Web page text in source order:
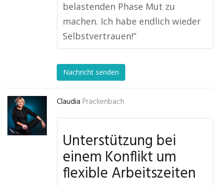
belastenden Phase Mut zu
machen. Ich habe endlich wieder
Selbstvertrauen!“
Nachricht senden
Claudia Prackenbach
Unterstützung bei
einem Konflikt um
flexible Arbeitszeiten